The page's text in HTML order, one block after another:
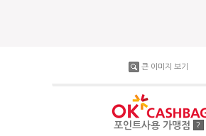
큰 이미지 보기
포인트사용 가맹점 ?